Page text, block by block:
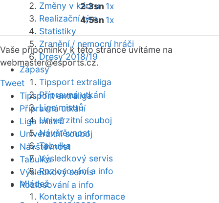
Změny v kádru
Realizační tým
Statistiky
Zranění / nemocní hráči
Dresy 2018/19
Zápasy
Tipsport extraliga
Přípravná utkání
Liga mistrů
Univerzitní souboj
Návštěvnost
Tabulka
Výsledkový servis
Rozlosování a info
Mládež
Kontakty a informace
2:3sn 1x
4:5sn 1x
Vaše připomínky k této stránce uvítáme na
webmaster@esports.cz.
Tweet
Tipsport extraliga
Přípravná utkání
Liga mistrů
Univerzitní souboj
Návštěvnost
Tabulka
Výsledkový servis
Rozlosování a info